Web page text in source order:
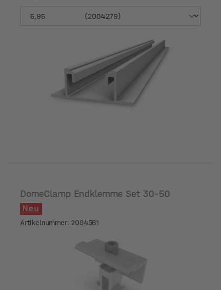
DomeClamp Endklemme Set 30-50
Neu
Artikelnummer: 2004561